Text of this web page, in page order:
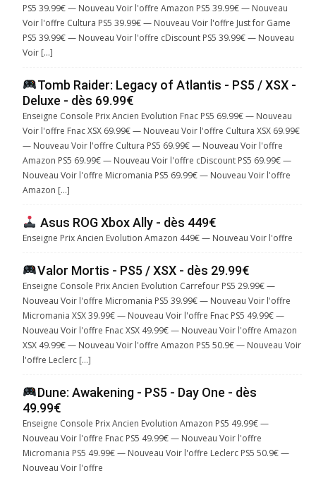
PS5 39.99€ — Nouveau Voir l'offre Amazon PS5 39.99€ — Nouveau
Voir l'offre Cultura PS5 39.99€ — Nouveau Voir l'offre Just for Game
PS5 39.99€ — Nouveau Voir l'offre cDiscount PS5 39.99€ — Nouveau
Voir […]
Tomb Raider: Legacy of Atlantis - PS5 / XSX -
Deluxe - dès 69.99€
Enseigne Console Prix Ancien Evolution Fnac PS5 69.99€ — Nouveau
Voir l'offre Fnac XSX 69.99€ — Nouveau Voir l'offre Cultura XSX 69.99€
— Nouveau Voir l'offre Cultura PS5 69.99€ — Nouveau Voir l'offre
Amazon PS5 69.99€ — Nouveau Voir l'offre cDiscount PS5 69.99€ —
Nouveau Voir l'offre Micromania PS5 69.99€ — Nouveau Voir l'offre
Amazon […]
Asus ROG Xbox Ally - dès 449€
Enseigne Prix Ancien Evolution Amazon 449€ — Nouveau Voir l'offre
Valor Mortis - PS5 / XSX - dès 29.99€
Enseigne Console Prix Ancien Evolution Carrefour PS5 29.99€ —
Nouveau Voir l'offre Micromania PS5 39.99€ — Nouveau Voir l'offre
Micromania XSX 39.99€ — Nouveau Voir l'offre Fnac PS5 49.99€ —
Nouveau Voir l'offre Fnac XSX 49.99€ — Nouveau Voir l'offre Amazon
XSX 49.99€ — Nouveau Voir l'offre Amazon PS5 50.9€ — Nouveau Voir
l'offre Leclerc […]
Dune: Awakening - PS5 - Day One - dès
49.99€
Enseigne Console Prix Ancien Evolution Amazon PS5 49.99€ —
Nouveau Voir l'offre Fnac PS5 49.99€ — Nouveau Voir l'offre
Micromania PS5 49.99€ — Nouveau Voir l'offre Leclerc PS5 50.9€ —
Nouveau Voir l'offre